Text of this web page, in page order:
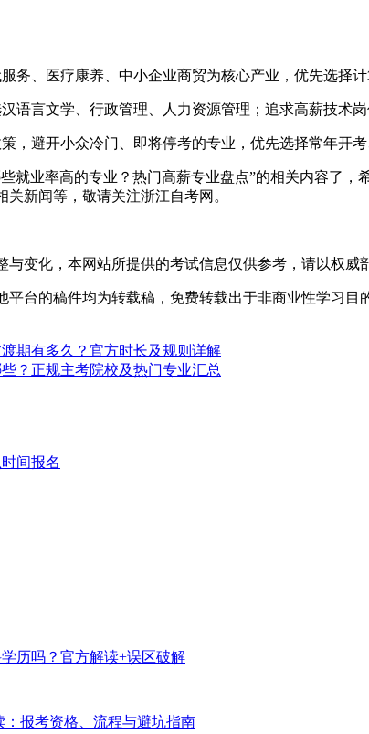
务、医疗康养、中小企业商贸为核心产业，优先选择
语言文学、行政管理、人力资源管理；追求高薪技术
，避开小众冷门、即将停考的专业，优先选择常年开
些就业率高的专业？热门高薪专业盘点”的相关内容了
新闻等，敬请关注浙江自考网。
与变化，本网站所提供的考试信息仅供参考，请以权威
平台的稿件均为转载稿，免费转载出于非商业性学习
期有多久？官方时长及规则详解
？正规主考院校及热门专业汇总
间报名
历吗？官方解读+误区破解
：报考资格、流程与避坑指南